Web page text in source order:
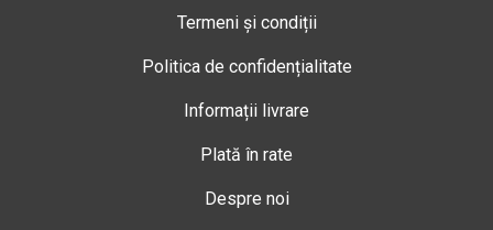
Termeni și condiții
Politica de confidențialitate
Informații livrare
Plată în rate
Despre noi